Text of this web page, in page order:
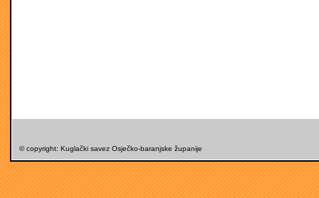
© copyright: Kuglački savez Osječko-baranjske županije